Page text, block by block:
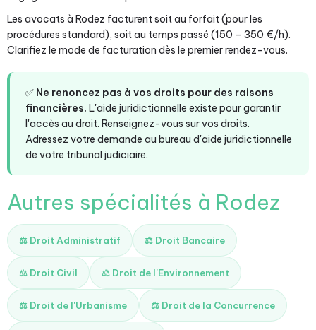
Les avocats à Rodez facturent soit au forfait (pour les
procédures standard), soit au temps passé (150 – 350 €/h).
Clarifiez le mode de facturation dès le premier rendez-vous.
✅ Ne renoncez pas à vos droits pour des raisons
financières. L'aide juridictionnelle existe pour garantir
l'accès au droit. Renseignez-vous sur vos droits.
Adressez votre demande au bureau d'aide juridictionnelle
de votre tribunal judiciaire.
Autres spécialités à Rodez
⚖️ Droit Administratif ⚖️ Droit Bancaire
⚖️ Droit Civil ⚖️ Droit de l'Environnement
⚖️ Droit de l'Urbanisme ⚖️ Droit de la Concurrence